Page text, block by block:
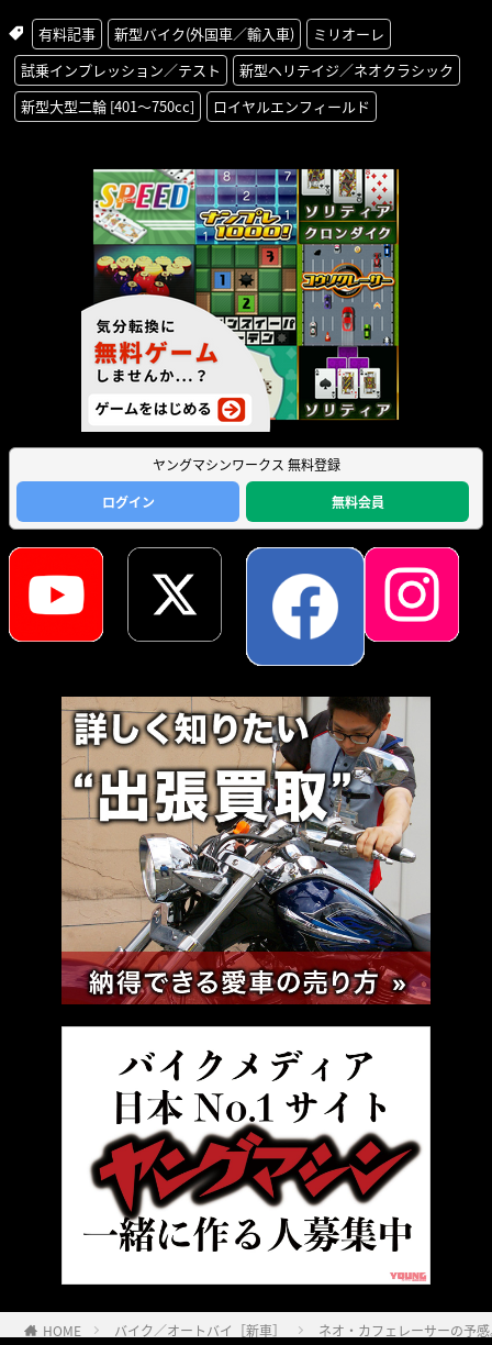
有料記事 新型バイク(外国車／輸入車)
ミリオーレ
試乗インプレッション／テスト
新型ヘリテイジ／ネオクラシック
新型大型二輪 [401〜750cc]
ロイヤルエンフィールド
ヤングマシンワークス 無料登録
ログイン
無料会員
HOME バイク／オートバイ［新車］ ネオ・カフェレーサーの予